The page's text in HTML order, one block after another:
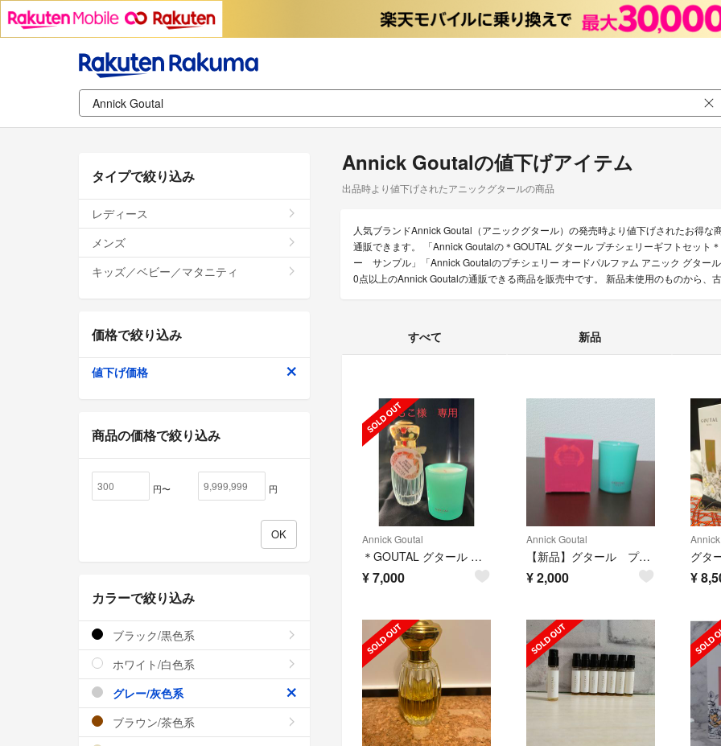
Annick Goutalの値下げアイテム
出品時より値下げされたアニックグタールの商品
人気ブランドAnnick Goutal（アニックグタール）の発売時より値下げされたお得
通販できます。 「Annick Goutalの＊GOUTAL グタール プチシェリーギフトセッ
ー サンプル」「Annick Goutalのプチシェリー オードパルファム アニック グター
0点以上のAnnick Goutalの通販できる商品を販売中です。 新品未使用のものから、
すべて 新品
Annick Goutal
＊GOUTAL グタール プチシェリーギフトセット＊
¥7,000
Annick Goutal
【新品】グタール プチシェリー キャンドル
¥2,000 ¥
タイプで絞り込み
レディース
メンズ
キッズ／ベビー／マタニティ
価格で絞り込み
値下げ価格
商品の価格で絞り込み
円〜 円
カラーで絞り込み
ブラック/黒色系
ホワイト/白色系
グレー/灰色系
ブラウン/茶色系